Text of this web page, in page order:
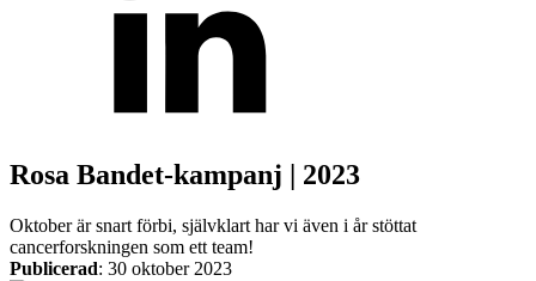
Rosa Bandet-kampanj | 2023
Oktober är snart förbi, självklart har vi även i år stöttat
cancerforskningen som ett team!
Publicerad: 30 oktober 2023